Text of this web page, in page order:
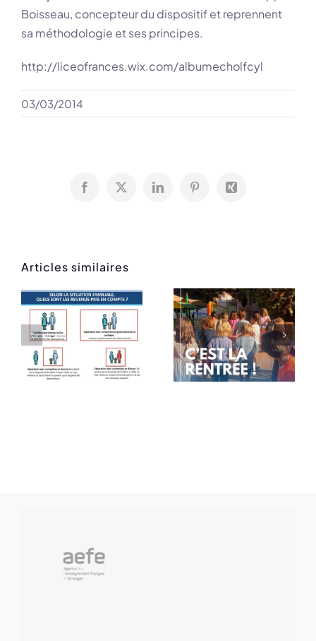
Boisseau, concepteur du dispositif et reprennent
sa méthodologie et ses principes.
http://liceofrances.wix.com/albumecholfcyl
03/03/2014
Facebook
X LinkedInPinterestXing
Articles similaires
Rentrée
des
classes
Message
de rentrée